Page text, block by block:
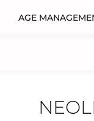
AGE